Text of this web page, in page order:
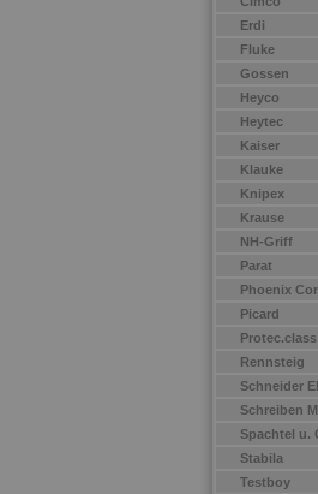
Erdi
Fluke
Gossen
Heyco
Heytec
Kaiser
Klauke
Knipex
Krause
NH-Griff
Parat
Phoenix
Picard
Protec.class
Rennsteig
Schneider
Schreiben
Spachtel u.
Stabila
Testboy